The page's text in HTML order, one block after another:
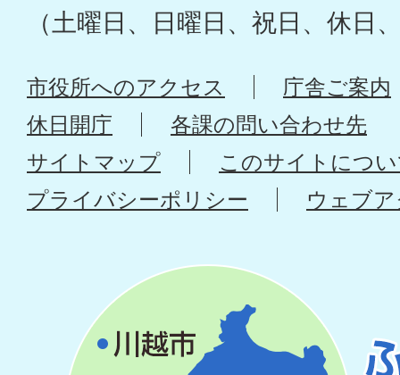
（土曜日、日曜日、祝日、休日
市役所へのアクセス
庁舎ご案内
休日開庁
各課の問い合わせ先
サイトマップ
このサイトにつ
プライバシーポリシー
ウェブ